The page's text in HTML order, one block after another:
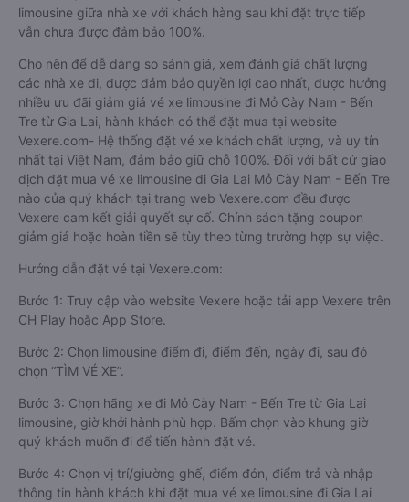
limousine giữa nhà xe với khách hàng sau khi đặt trực tiếp
vẫn chưa được đảm bảo 100%.
Cho nên để dễ dàng so sánh giá, xem đánh giá chất lượng
các nhà xe đi, được đảm bảo quyền lợi cao nhất, được hưởng
nhiều ưu đãi giảm giá vé xe limousine đi Mỏ Cày Nam - Bến
Tre từ Gia Lai, hành khách có thể đặt mua tại website
Vexere.com- Hệ thống đặt vé xe khách chất lượng, và uy tín
nhất tại Việt Nam, đảm bảo giữ chỗ 100%. Đối với bất cứ giao
dịch đặt mua vé xe limousine đi Gia Lai Mỏ Cày Nam - Bến Tre
nào của quý khách tại trang web Vexere.com đều được
Vexere cam kết giải quyết sự cố. Chính sách tặng coupon
giảm giá hoặc hoàn tiền sẽ tùy theo từng trường hợp sự việc.
Hướng dẫn đặt vé tại Vexere.com:
Bước 1: Truy cập vào website Vexere hoặc tải app Vexere trên
CH Play hoặc App Store.
Bước 2: Chọn limousine điểm đi, điểm đến, ngày đi, sau đó
chọn “TÌM VÉ XE”.
Bước 3: Chọn hãng xe đi Mỏ Cày Nam - Bến Tre từ Gia Lai
limousine, giờ khởi hành phù hợp. Bấm chọn vào khung giờ
quý khách muốn đi để tiến hành đặt vé.
Bước 4: Chọn vị trí/giường ghế, điểm đón, điểm trả và nhập
thông tin hành khách khi đặt mua vé xe limousine đi Gia Lai